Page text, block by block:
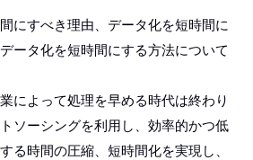
にすべき理由、データ化を短時間に
ータ化を短時間にする方法について
によって処理を早める時代は終わり
ソーシングを利用し、効率的かつ低
る時間の圧縮、短時間化を実現し、